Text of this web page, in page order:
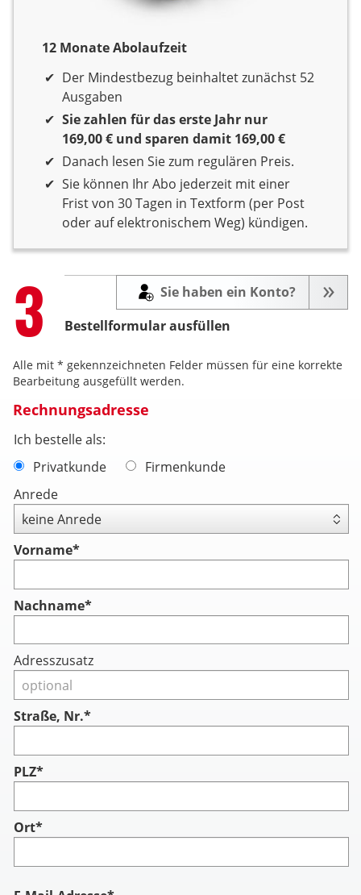
12 Monate Abolaufzeit
12 Monate Laufzeit
Der Mindestbezug beinhaltet zunächst 52
Ausgaben
Sie zahlen für das erste Jahr nur
169,00 € und sparen damit 169,00 €
Danach lesen Sie zum regulären Preis.
Sie können Ihr Abo jederzeit mit einer
Frist von 30 Tagen in Textform (per Post
oder auf elektronischem Weg) kündigen.
Step
3 Bestellformular ausfüllen
Sie haben ein Konto?
Alle mit * gekennzeichneten Felder müssen für eine korrekte
Bearbeitung ausgefüllt werden.
Rechnungsadresse
Ich bestelle als:
Privatkunde
Firmenkunde
Anrede
Vorname*
Nachname*
Adresszusatz
Straße, Nr.*
PLZ*
Ort*